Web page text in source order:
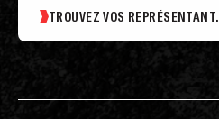
TROUVEZ VOS